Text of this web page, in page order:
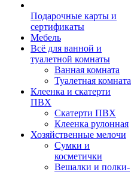
Подарочные карты и
сертификаты
Мебель
Всё для ванной и
туалетной комнаты
Ванная комната
Туалетная комната
Клеенка и скатерти
ПВХ
Скатерти ПВХ
Клеенка рулонная
Хозяйственные мелочи
Сумки и
косметички
Вешалки и полки-